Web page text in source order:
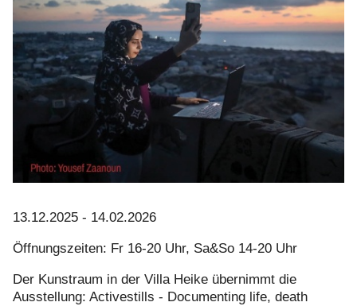
13.12.2025 - 14.02.2026
Öffnungszeiten: Fr 16-20 Uhr, Sa&So 14-20 Uhr
Der Kunstraum in der Villa Heike übernimmt die
Ausstellung: Activestills - Documenting life, death